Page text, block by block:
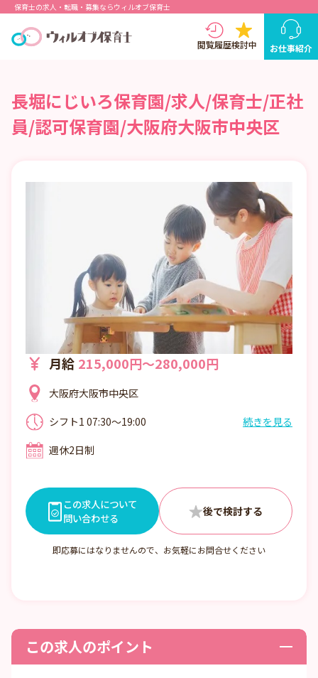
保育士の求人・転職・募集ならウィルオブ保育士
閲覧履歴検討中 お仕事紹介
長堀にじいろ保育園/求人/保育士/正社
員/認可保育園/大阪府大阪市中央区
月給 215,000円～280,000円
大阪府大阪市中央区
シフト1 07:30～19:00
間）
①7：30～16：30
②8：00～17：00
③9：00～18：00
続きを見る
週休2日制
この求人について
問い合わせる
即応募にはなりませんので、お気軽にお問合せください
この求人のポイント